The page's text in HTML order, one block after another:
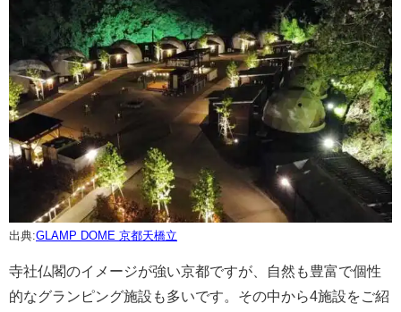
出典:GLAMP DOME 京都天橋立
寺社仏閣のイメージが強い京都ですが、自然も豊富で個性
的なグランピング施設も多いです。その中から4施設をご紹